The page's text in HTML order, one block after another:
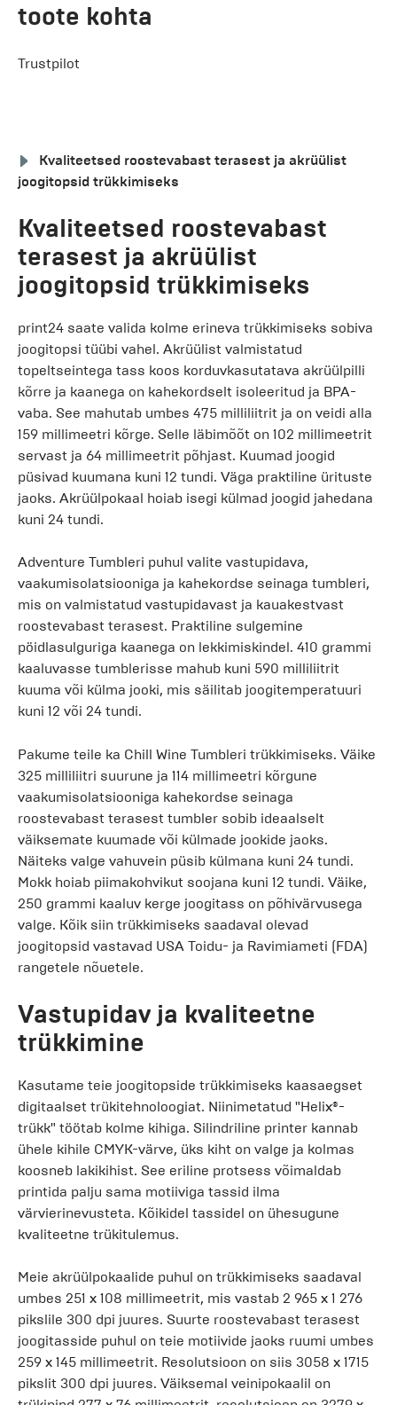
toote kohta
Trustpilot
Kvaliteetsed roostevabast terasest ja akrüülist
joogitopsid trükkimiseks
Kvaliteetsed roostevabast
terasest ja akrüülist
joogitopsid trükkimiseks
print24 saate valida kolme erineva trükkimiseks sobiva
joogitopsi tüübi vahel. Akrüülist valmistatud
topeltseintega tass koos korduvkasutatava akrüülpilli
kõrre ja kaanega on kahekordselt isoleeritud ja BPA-
vaba. See mahutab umbes 475 milliliitrit ja on veidi alla
159 millimeetri kõrge. Selle läbimõõt on 102 millimeetrit
servast ja 64 millimeetrit põhjast. Kuumad joogid
püsivad kuumana kuni 12 tundi. Väga praktiline ürituste
jaoks. Akrüülpokaal hoiab isegi külmad joogid jahedana
kuni 24 tundi.
Adventure Tumbleri puhul valite vastupidava,
vaakumisolatsiooniga ja kahekordse seinaga tumbleri,
mis on valmistatud vastupidavast ja kauakestvast
roostevabast terasest. Praktiline sulgemine
pöidlasulguriga kaanega on lekkimiskindel. 410 grammi
kaaluvasse tumblerisse mahub kuni 590 milliliitrit
kuuma või külma jooki, mis säilitab joogitemperatuuri
kuni 12 või 24 tundi.
Pakume teile ka Chill Wine Tumbleri trükkimiseks. Väike
325 milliliitri suurune ja 114 millimeetri kõrgune
vaakumisolatsiooniga kahekordse seinaga
roostevabast terasest tumbler sobib ideaalselt
väiksemate kuumade või külmade jookide jaoks.
Näiteks valge vahuvein püsib külmana kuni 24 tundi.
Mokk hoiab piimakohvikut soojana kuni 12 tundi. Väike,
250 grammi kaaluv kerge joogitass on põhivärvusega
valge. Kõik siin trükkimiseks saadaval olevad
joogitopsid vastavad USA Toidu- ja Ravimiameti (FDA)
rangetele nõuetele.
Vastupidav ja kvaliteetne
trükkimine
Kasutame teie joogitopside trükkimiseks kaasaegset
digitaalset trükitehnoloogiat. Niinimetatud "Helix®-
trükk" töötab kolme kihiga. Silindriline printer kannab
ühele kihile CMYK-värve, üks kiht on valge ja kolmas
koosneb lakikihist. See eriline protsess võimaldab
printida palju sama motiiviga tassid ilma
värvierinevusteta. Kõikidel tassidel on ühesugune
kvaliteetne trükitulemus.
Meie akrüülpokaalide puhul on trükkimiseks saadaval
umbes 251 x 108 millimeetrit, mis vastab 2 965 x 1 276
pikslile 300 dpi juures. Suurte roostevabast terasest
joogitasside puhul on teie motiivide jaoks ruumi umbes
259 x 145 millimeetrit. Resolutsioon on siis 3058 x 1715
pikslit 300 dpi juures. Väiksemal veinipokaalil on